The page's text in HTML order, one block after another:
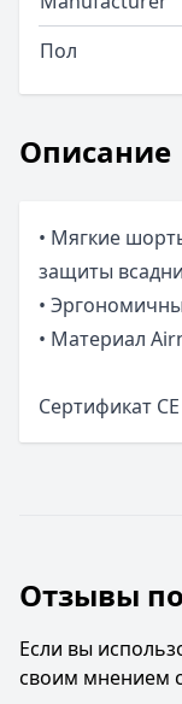
Описание
• Мягкие
защиты
•
• Материал
Сертификат CE
Пол
Отзывы
Если вы
своим мнением